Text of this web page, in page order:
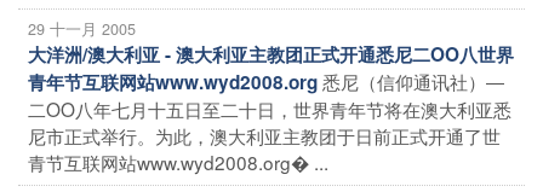
29 十一月 2005
大洋洲/澳大利亚 - 澳大利亚主教团正式开通悉尼二OO八世界
青年节互联网站www.wyd2008.org悉尼（信仰通讯社）―
二OO八年七月十五日至二十日，世界青年节将在澳大利亚悉
尼市正式举行。为此，澳大利亚主教团于日前正式开通了世
青节互联网站www.wyd2008.org� ...